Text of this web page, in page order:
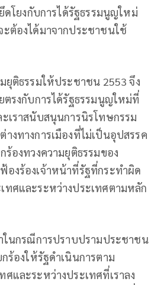
ดโยงกับการได้รัฐธรรมนูญใหม่
ต้องได้มาจากประชาชนใช้
ยุติธรรมให้ประชาชน 2553 จึง
ตรงกับการได้รัฐธรรมนูญใหม่ที่
เราสนับสนุนการนิรโทษกรรม
งทางการเมืองที่ไม่เป็นอุปสรรค
ร้องทวงความยุติธรรมของ
องร้องเจ้าหน้าที่รัฐที่กระทำผิด
ทศและระหว่างประเทศตามหลัก
ในกรณีการปราบปรามประชาชน
ร้องให้รัฐดำเนินการตาม
และระหว่างประเทศที่เราลง